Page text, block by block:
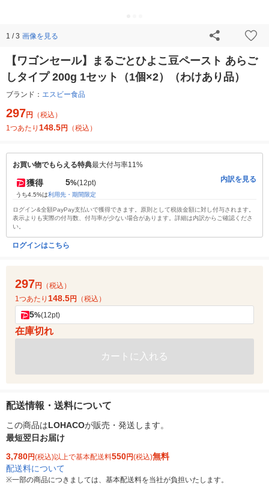
1 / 3 画像を見る
【ワゴンセール】まるごとひよこ豆ペースト あらご
しタイプ 200g 1セット（1個×2）（わけあり品）
ブランド： エスビー食品
297円
（税込）
1つあたり 148.5円 （税込）
お買い物でもらえる特典最大付与率11%
獲得 5%(12pt)
うち4.5%は利用先・期間限定
内訳を見る
ログイン&全額PayPay支払いで獲得できます。原則として税抜金額に対し付与されます。
表示よりも実際の付与数、付与率が少ない場合があります。詳細は内訳からご確認くださ
い。
ログインはこちら
297円
（税込）
1つあたり 148.5円 （税込）
5%(12pt)
在庫切れ
カートに入れる
配送情報・送料について
この商品はLOHACOが販売・発送します。
最短翌日お届け
3,780円(税込)以上で基本配送料550円(税込)無料
配送料について
※一部の商品につきましては、基本配送料を当社が負担いたします。